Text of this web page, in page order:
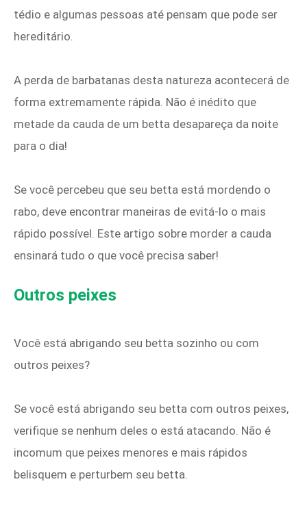
tédio e algumas pessoas até pensam que pode ser
hereditário.
A perda de barbatanas desta natureza acontecerá de
forma extremamente rápida. Não é inédito que
metade da cauda de um betta desapareça da noite
para o dia!
Se você percebeu que seu betta está mordendo o
rabo, deve encontrar maneiras de evitá-lo o mais
rápido possível. Este artigo sobre morder a cauda
ensinará tudo o que você precisa saber!
Outros peixes
Você está abrigando seu betta sozinho ou com
outros peixes?
Se você está abrigando seu betta com outros peixes,
verifique se nenhum deles o está atacando. Não é
incomum que peixes menores e mais rápidos
belisquem e perturbem seu betta.